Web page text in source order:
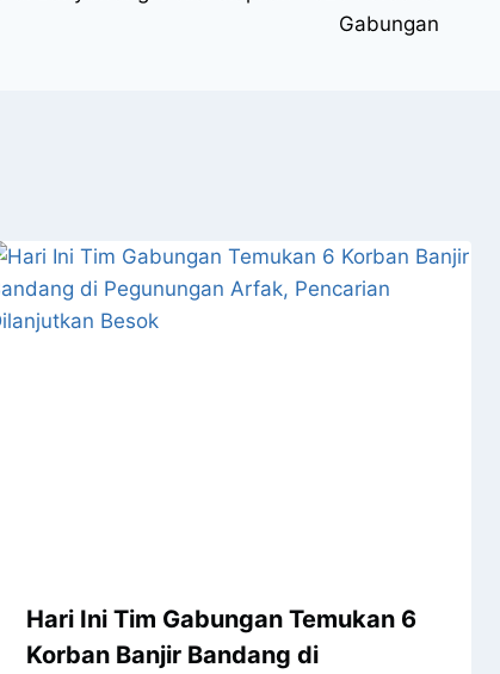
Gabungan
Hari Ini Tim Gabungan Temukan 6
Korban Banjir Bandang di